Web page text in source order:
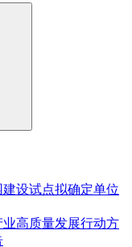
设试点拟确定单位
高质量发展行动方